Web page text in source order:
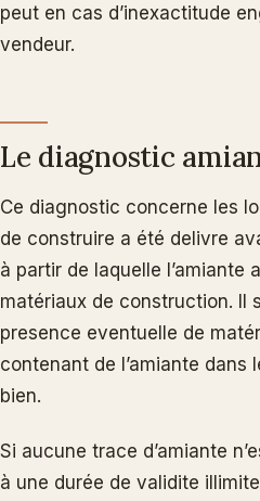
peut en cas d’inexactitude
vendeur.
Le diagnostic
Ce diagnostic concerne les
de construire a été delivre
à partir de laquelle l’amiante
matériaux de construction. Il
presence eventuelle de
contenant de l’amiante dans
bien.
Si aucune trace d’amiante
à une durée de validite